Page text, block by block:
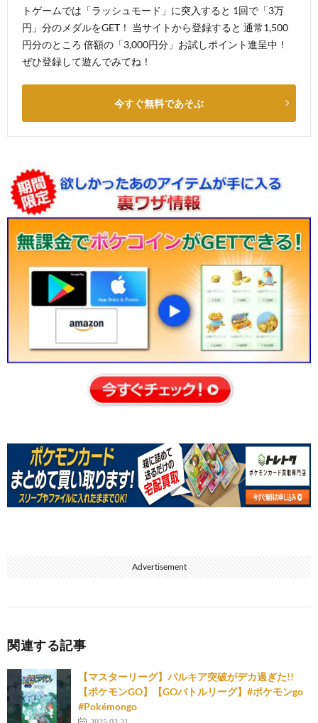
トゲームでは「ラッシュモード」に突入すると 1回で「3万
円」分のメダルをGET！ 当サイトから登録すると 通常1,500
円分のところ 倍額の「3,000円分」お試しポイント進呈中！
ぜひ登録して遊んでみてね！
今すぐ無料であそぶ
Advertisement
関連する記事
【マスターリーグ】パルキア突破がデカ過ぎた!!
【ポケモンGO】【GOバトルリーグ】#ポケモンgo
#Pokémongo